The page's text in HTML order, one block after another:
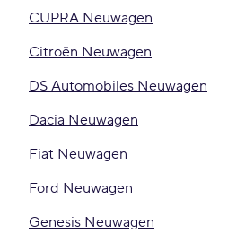
CUPRA Neuwagen
Citroën Neuwagen
DS Automobiles Neuwagen
Dacia Neuwagen
Fiat Neuwagen
Ford Neuwagen
Genesis Neuwagen